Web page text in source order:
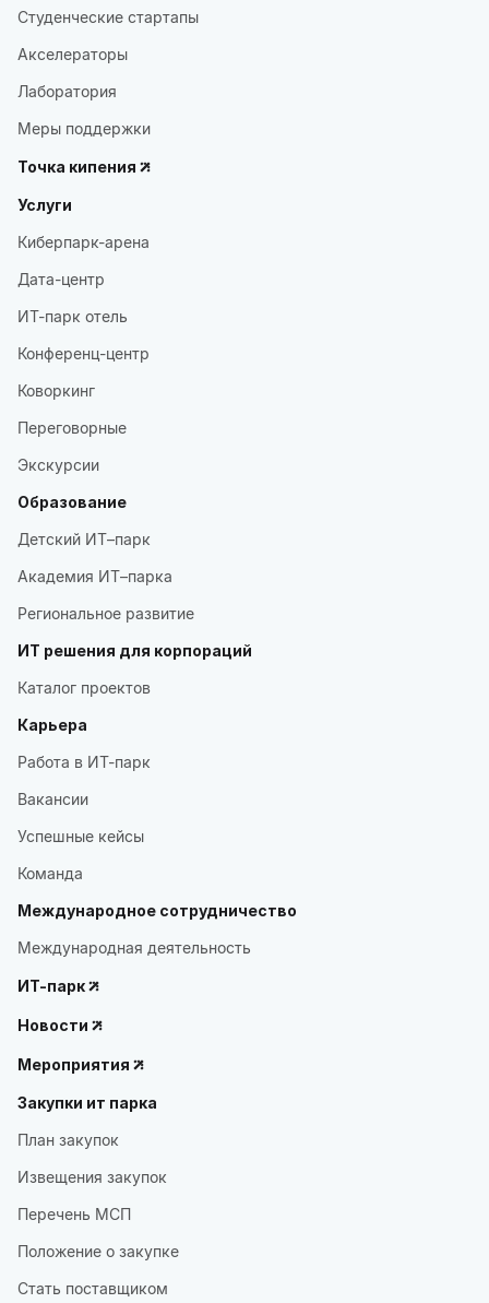
Студенческие стартапы
Акселераторы
Лаборатория
Меры поддержки
Точка кипения
Услуги
Киберпарк-арена
Дата-центр
ИТ-парк отель
Конференц-центр
Коворкинг
Переговорные
Экскурсии
Образование
Детский ИТ–парк
Академия ИТ–парка
Региональное развитие
ИТ решения для корпораций
Каталог проектов
Карьера
Работа в ИТ-парк
Вакансии
Успешные кейсы
Команда
Международное сотрудничество
Международная деятельность
ИТ-парк
Новости
Мероприятия
Закупки ит парка
План закупок
Извещения закупок
Перечень МСП
Положение о закупке
Стать поставщиком